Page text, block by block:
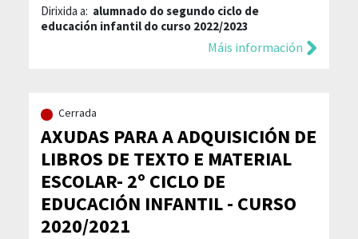
Dirixida a: alumnado do segundo ciclo de
educación infantil do curso 2022/2023
Máis información
Cerrada
AXUDAS PARA A ADQUISICIÓN DE
LIBROS DE TEXTO E MATERIAL
ESCOLAR- 2º CICLO DE
EDUCACIÓN INFANTIL - CURSO
2020/2021